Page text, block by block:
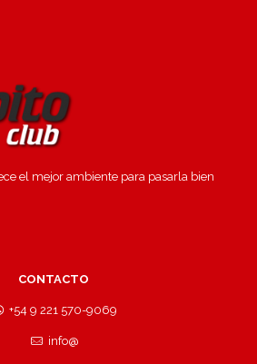
el mejor ambiente para pasarla bien
CONTACTO
+54 9 221 570-9069
info@